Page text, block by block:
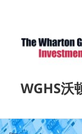
WGHS沃